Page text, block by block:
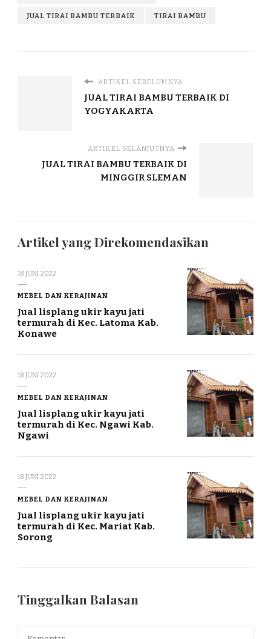
JUAL TIRAI BAMBU TERBAIK TIRAI BAMBU
ARTIKEL SEBELUMNYA
JUAL TIRAI BAMBU TERBAIK DI
YOGYAKARTA
ARTIKEL SELANJUTNYA
JUAL TIRAI BAMBU TERBAIK DI
MINGGIR SLEMAN
Artikel yang Direkomendasikan
18 JUNI 2022
MEBEL DAN KERAJINAN
Jual lisplang ukir kayu jati
termurah di Kec. Latoma Kab.
Konawe
18 JUNI 2022
MEBEL DAN KERAJINAN
Jual lisplang ukir kayu jati
termurah di Kec. Ngawi Kab.
Ngawi
18 JUNI 2022
MEBEL DAN KERAJINAN
Jual lisplang ukir kayu jati
termurah di Kec. Mariat Kab.
Sorong
Tinggalkan Balasan